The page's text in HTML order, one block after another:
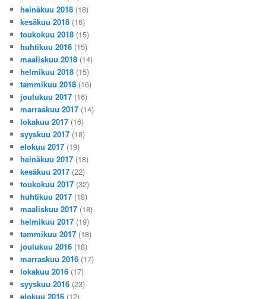
heinäkuu 2018 (18)
kesäkuu 2018 (16)
toukokuu 2018 (15)
huhtikuu 2018 (15)
maaliskuu 2018 (14)
helmikuu 2018 (15)
tammikuu 2018 (16)
joulukuu 2017 (16)
marraskuu 2017 (14)
lokakuu 2017 (16)
syyskuu 2017 (18)
elokuu 2017 (19)
heinäkuu 2017 (18)
kesäkuu 2017 (22)
toukokuu 2017 (32)
huhtikuu 2017 (18)
maaliskuu 2017 (18)
helmikuu 2017 (19)
tammikuu 2017 (18)
joulukuu 2016 (18)
marraskuu 2016 (17)
lokakuu 2016 (17)
syyskuu 2016 (23)
elokuu 2016 (12)